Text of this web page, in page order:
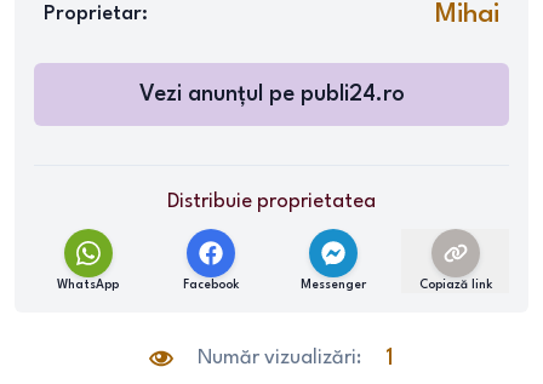
Proprietar: Mihai
Vezi anunțul pe publi24.ro
Distribuie proprietatea
WhatsApp Facebook Messenger Copiază link
Număr vizualizări: 1